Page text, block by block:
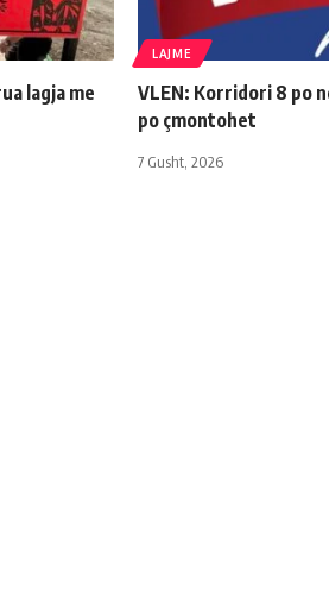
lagja me
LAJME
VLEN: Korridori 8 po
po çmontohet
7 Gusht, 2026